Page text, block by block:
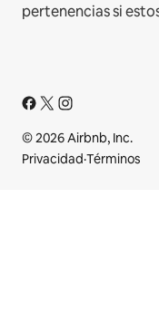
pertenencias si
© 2026 Airbnb, Inc.
Privacidad·Términos